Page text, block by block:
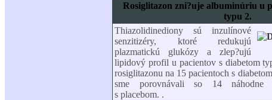
Rosiglitazon zni?uje albuminúriu u
typu 2.
Thiazolidinediony sú inzulínové
senzitizéry, ktoré redukujú
plazmatickú glukózy a zlep?ujú
lipidový profil u pacientov s diabetom
rosiglitazonu na 15 pacientoch s
sme porovnávali so 14 náhodne
s placebom. .